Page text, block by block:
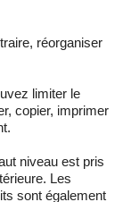
réorganiser
limiter le
copier, imprimer
niveau est pris
Les
sont également